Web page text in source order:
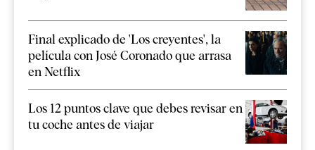
Final explicado de 'Los creyentes', la
película con José Coronado que arrasa
en Netflix
Los 12 puntos clave que debes revisar en
tu coche antes de viajar